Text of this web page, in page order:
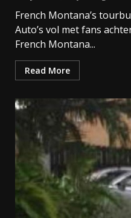
French Montana’s
Auto’s vol met fans
French Montana...
Read More